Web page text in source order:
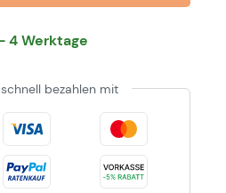
4 Werktage
bezahlen mit